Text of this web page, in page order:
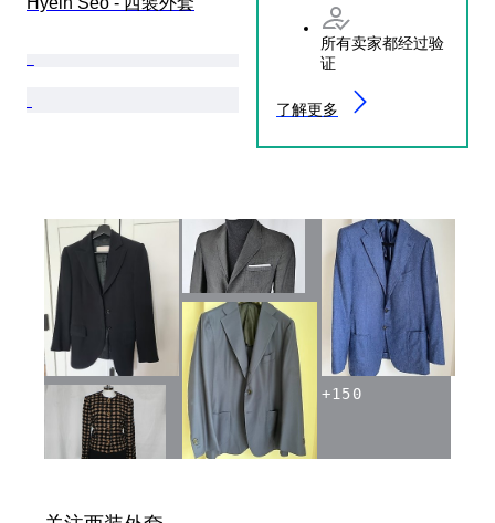
所有卖家都经过验
证
了解更多
+150